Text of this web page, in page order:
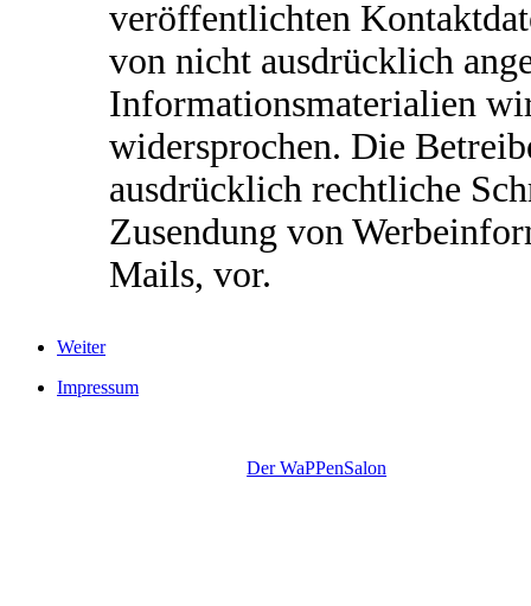
veröffentlichten
von nicht ausdrücklich
Informationsmaterialien
widersprochen. Die
ausdrücklich rechtliche
Zusendung von
Mails, vor.
Weiter
Impressum
Design byDer WaPPenSalon